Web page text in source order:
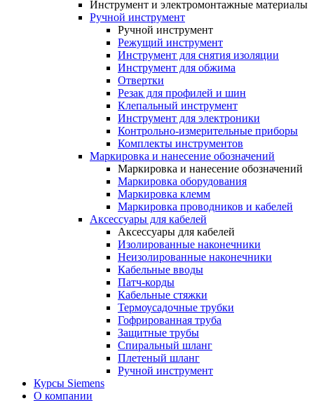
Инструмент и электромонтажные материалы
Ручной инструмент
Ручной инструмент
Режущий инструмент
Инструмент для снятия изоляции
Инструмент для обжима
Отвертки
Резак для профилей и шин
Клепальный инструмент
Инструмент для электроники
Контрольно-измерительные приборы
Комплекты инструментов
Маркировка и нанесение обозначений
Маркировка и нанесение обозначений
Маркировка оборудования
Маркировка клемм
Маркировка проводников и кабелей
Аксессуары для кабелей
Аксессуары для кабелей
Изолированные наконечники
Неизолированные наконечники
Кабельные вводы
Патч-корды
Кабельные стяжки
Термоусадочные трубки
Гофрированная труба
Защитные трубы
Спиральный шланг
Плетеный шланг
Ручной инструмент
Курсы Siemens
О компании